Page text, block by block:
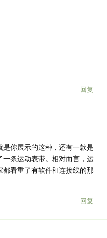
回复
是你展示的这种，还有一款是
条运动表带。相对而言，运
看重了有软件和连接线的那
回复